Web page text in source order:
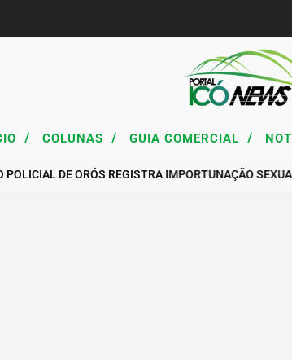
/ COLUNAS / GUIA COMERCIAL /
DE ORÓS REGISTRA IMPORTUNAÇÃO